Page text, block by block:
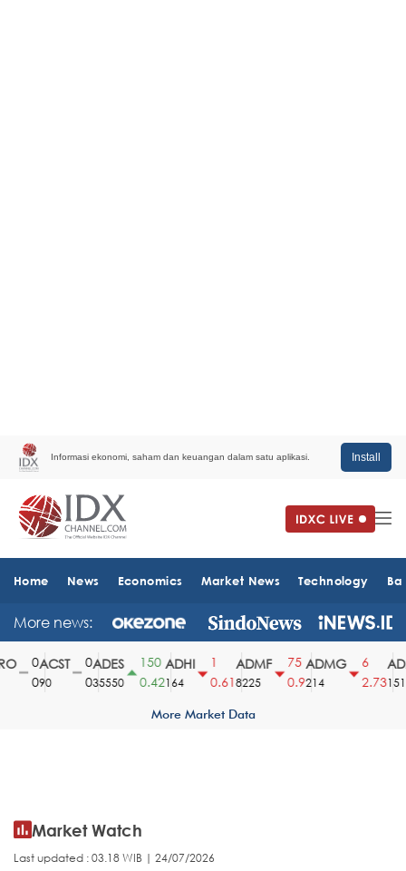
Informasi ekonomi, saham dan keuangan dalam satu aplikasi. Install
Home News Economics Market News Technology
More news:
ACST
90
ADES
35550
150
0.42
ADHI
164
0.61
ADMF
8225
75
0.9
ADMG
214
2.731510
More Market Data
Market Watch
Last updated : 03.18 WIB | 24/07/2026